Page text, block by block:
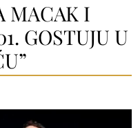
MACAK I
GOSTUJU U